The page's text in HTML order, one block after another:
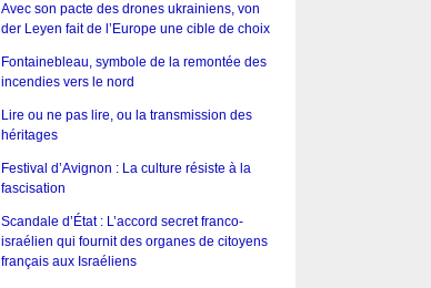
Avec son pacte des drones ukrainiens, von
der Leyen fait de l’Europe une cible de choix
Fontainebleau, symbole de la remontée des
incendies vers le nord
Lire ou ne pas lire, ou la transmission des
héritages
Festival d’Avignon : La culture résiste à la
fascisation
Scandale d’État : L’accord secret franco-
israélien qui fournit des organes de citoyens
français aux Israéliens